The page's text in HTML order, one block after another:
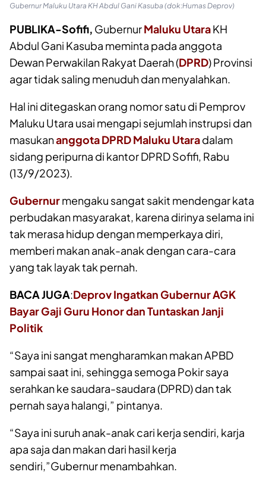
Gubernur Maluku Utara KH Abdul Gani Kasuba (dok:Humas Deprov)
PUBLIKA-Sofifi, GubernurMaluku UtaraKH
Abdul Gani Kasuba meminta pada anggota
Dewan Perwakilan Rakyat Daerah (DPRD) Provinsi
agar tidak saling menuduh dan menyalahkan.
Hal ini ditegaskan orang nomor satu di Pemprov
Maluku Utara usai mengapi sejumlah instrupsi dan
masukananggota DPRD Maluku Utaradalam
sidang peripurna di kantor DPRD Sofifi, Rabu
(13/9/2023).
Gubernurmengaku sangat sakit mendengar kata
perbudakan masyarakat, karena dirinya selama ini
tak merasa hidup dengan memperkaya diri,
memberi makan anak-anak dengan cara-cara
yang tak layak tak pernah.
BACA JUGA:Deprov Ingatkan Gubernur AGK
Bayar Gaji Guru Honor dan Tuntaskan Janji
Politik
“Saya ini sangat mengharamkan makan APBD
sampai saat ini, sehingga semoga Pokir saya
serahkan ke saudara-saudara (DPRD) dan tak
pernah saya halangi,” pintanya.
“Saya ini suruh anak-anak cari kerja sendiri, karja
apa saja dan makan dari hasil kerja
sendiri,”Gubernur menambahkan.